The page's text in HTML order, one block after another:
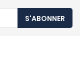
S'ABONNER